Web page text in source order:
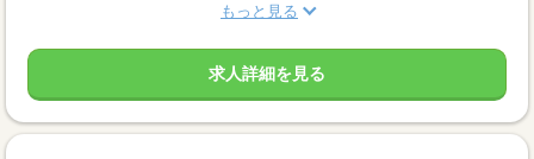
もっと見る
求人詳細を見る